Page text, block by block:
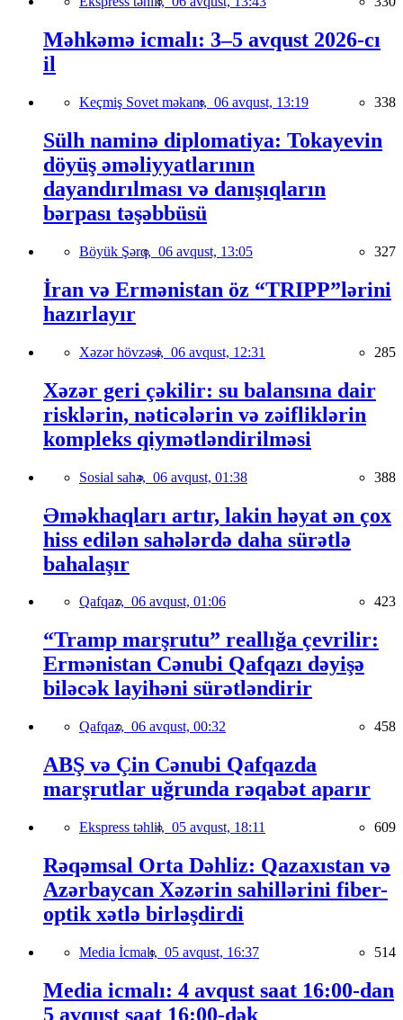
Məhkəmə icmalı: 3–5 avqust 2026-cı
il
Keçmiş Sovet məkanı, 06 avqust, 13:19 338
Sülh naminə diplomatiya: Tokayevin
döyüş əməliyyatlarının
dayandırılması və danışıqların
bərpası təşəbbüsü
Böyük Şərq, 06 avqust, 13:05 327
İran və Ermənistan öz “TRIPP”lərini
hazırlayır
Xəzər hövzəsi, 06 avqust, 12:31 285
Xəzər geri çəkilir: su balansına dair
risklərin, nəticələrin və zəifliklərin
kompleks qiymətləndirilməsi
Sosial sahə, 06 avqust, 01:38 388
Əməkhaqları artır, lakin həyat ən çox
hiss edilən sahələrdə daha sürətlə
bahalaşır
Qafqaz, 06 avqust, 01:06 423
“Tramp marşrutu” reallığa çevrilir:
Ermənistan Cənubi Qafqazı dəyişə
biləcək layihəni sürətləndirir
Qafqaz, 06 avqust, 00:32 458
ABŞ və Çin Cənubi Qafqazda
marşrutlar uğrunda rəqabət aparır
Ekspress təhlil, 05 avqust, 18:11 609
Rəqəmsal Orta Dəhliz: Qazaxıstan və
Azərbaycan Xəzərin sahillərini fiber-
optik xətlə birləşdirdi
Media İcmalı, 05 avqust, 16:37 514
Media icmalı: 4 avqust saat 16:00-dan
5 avqust saat 16:00-dək